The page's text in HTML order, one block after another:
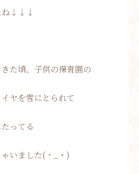
ね↓↓↓
た頃、子供の保育園の
ヤを雪にとられて
ってる
いました(・_・)